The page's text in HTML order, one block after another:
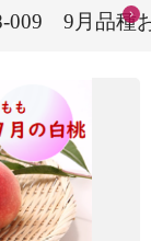
009 9月品種